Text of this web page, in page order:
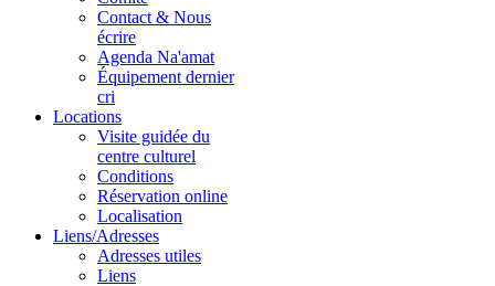
Contact & Nous
écrire
Agenda Na'amat
Équipement dernier
cri
Locations
Visite guidée du
centre culturel
Conditions
Réservation online
Localisation
Liens/Adresses
Adresses utiles
Liens